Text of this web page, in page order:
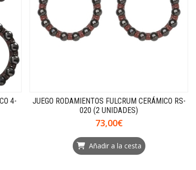
4-
JUEGO RODAMIENTOS FULCRUM CERÁMICO RS-
020 (2 UNIDADES)
73,00€
Añadir a la cesta